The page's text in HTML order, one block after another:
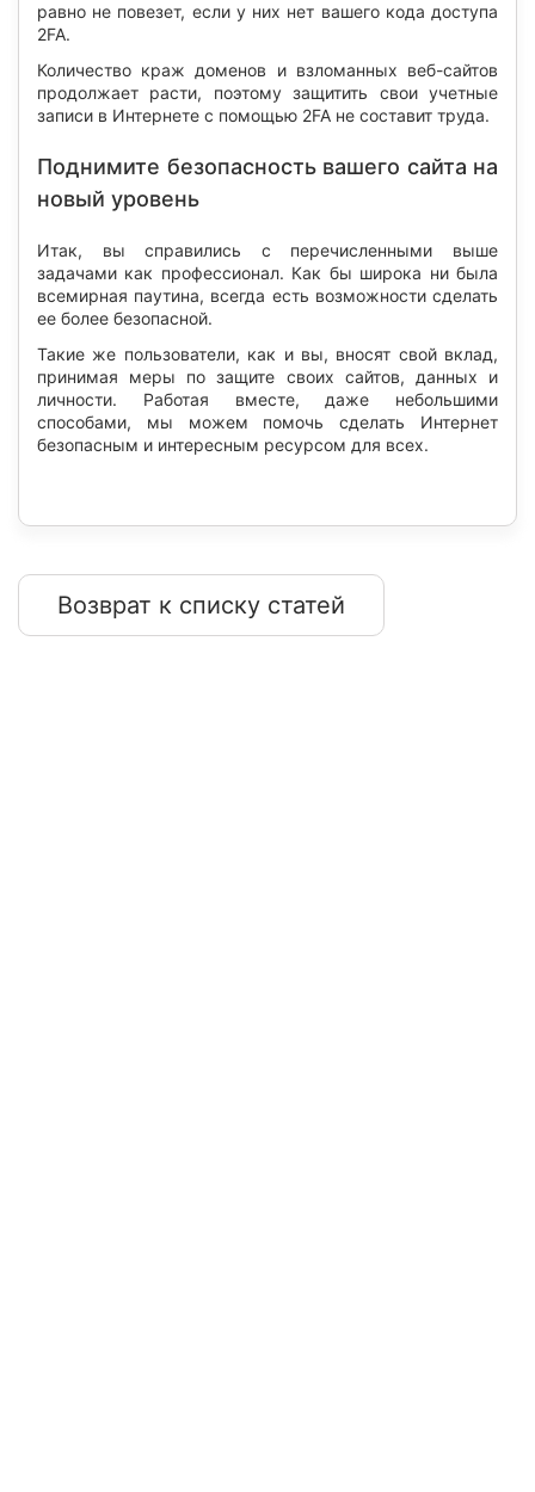
равно не повезет, если у них нет вашего кода доступа
2FA.
Количество краж доменов и взломанных веб-сайтов
продолжает расти, поэтому защитить свои учетные
записи в Интернете с помощью 2FA не составит труда.
Поднимите безопасность вашего сайта на
новый уровень
Итак, вы справились с перечисленными выше
задачами как профессионал. Как бы широка ни была
всемирная паутина, всегда есть возможности сделать
ее более безопасной.
Такие же пользователи, как и вы, вносят свой вклад,
принимая меры по защите своих сайтов, данных и
личности. Работая вместе, даже небольшими
способами, мы можем помочь сделать Интернет
безопасным и интересным ресурсом для всех.
Возврат к списку статей